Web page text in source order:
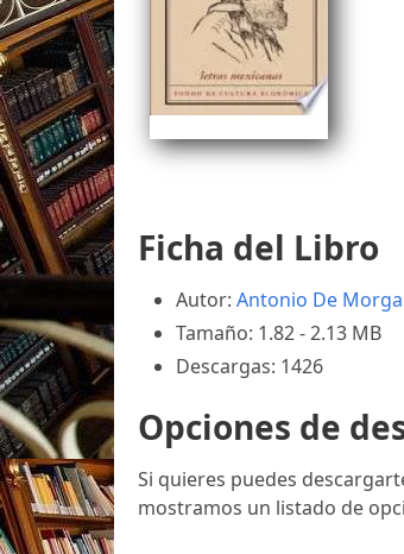
Ficha del Libro
Autor: Antonio De Morga
Tamaño: 1.82 - 2.13 MB
Descargas: 1426
Opciones de
Si quieres puedes
mostramos un listado de